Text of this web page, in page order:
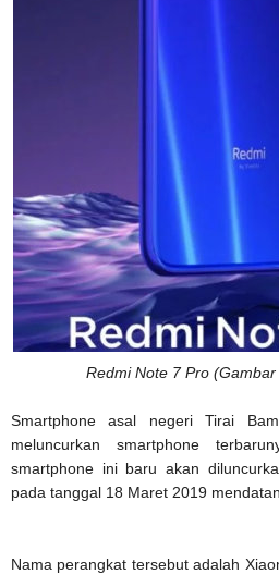
Redmi Note 7 Pro
Smartphone asal negeri Tirai
meluncurkan smartphone
smartphone ini baru akan
pada tanggal 18 Maret 2019
Nama perangkat tersebut adalah